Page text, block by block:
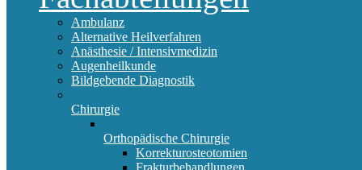
Ambulanz
Alternative Heilverfahren
Anästhesie / Intensivmedizin
Augenheilkunde
Bildgebende Diagnostik
Chirurgie
Orthopädische Chirurgie
Korrekturosteotomien